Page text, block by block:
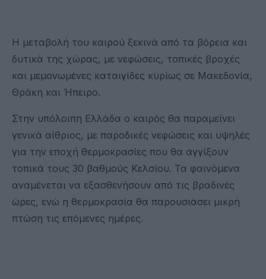
Η μεταβολή του καιρού ξεκινά από τα βόρεια και
δυτικά της χώρας, με νεφώσεις, τοπικές βροχές
και μεμονωμένες καταιγίδες κυρίως σε Μακεδονία,
Θράκη και Ήπειρο.
Στην υπόλοιπη Ελλάδα ο καιρός θα παραμείνει
γενικά αίθριος, με παροδικές νεφώσεις και υψηλές
για την εποχή θερμοκρασίες που θα αγγίξουν
τοπικά τους 30 βαθμούς Κελσίου. Τα φαινόμενα
αναμένεται να εξασθενήσουν από τις βραδινές
ώρες, ενώ η θερμοκρασία θα παρουσιάσει μικρή
πτώση τις επόμενες ημέρες.